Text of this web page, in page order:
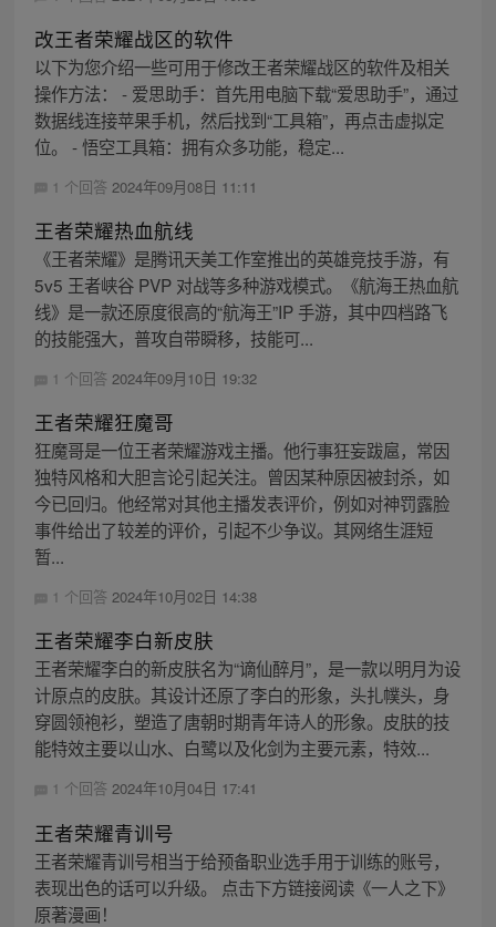
改王者荣耀战区的软件
以下为您介绍一些可用于修改王者荣耀战区的软件及相关
操作方法： - 爱思助手：首先用电脑下载“爱思助手”，通过
数据线连接苹果手机，然后找到“工具箱”，再点击虚拟定
位。 - 悟空工具箱：拥有众多功能，稳定...
1 个回答 2024年09月08日 11:11
王者荣耀热血航线
《王者荣耀》是腾讯天美工作室推出的英雄竞技手游，有
5v5 王者峡谷 PVP 对战等多种游戏模式。《航海王热血航
线》是一款还原度很高的“航海王”IP 手游，其中四档路飞
的技能强大，普攻自带瞬移，技能可...
1 个回答 2024年09月10日 19:32
王者荣耀狂魔哥
狂魔哥是一位王者荣耀游戏主播。他行事狂妄跋扈，常因
独特风格和大胆言论引起关注。曾因某种原因被封杀，如
今已回归。他经常对其他主播发表评价，例如对神罚露脸
事件给出了较差的评价，引起不少争议。其网络生涯短
暂...
1 个回答 2024年10月02日 14:38
王者荣耀李白新皮肤
王者荣耀李白的新皮肤名为“谪仙醉月”，是一款以明月为设
计原点的皮肤。其设计还原了李白的形象，头扎幞头，身
穿圆领袍衫，塑造了唐朝时期青年诗人的形象。皮肤的技
能特效主要以山水、白鹭以及化剑为主要元素，特效...
1 个回答 2024年10月04日 17:41
王者荣耀青训号
王者荣耀青训号相当于给预备职业选手用于训练的账号，
表现出色的话可以升级。 点击下方链接阅读《一人之下》
原著漫画！